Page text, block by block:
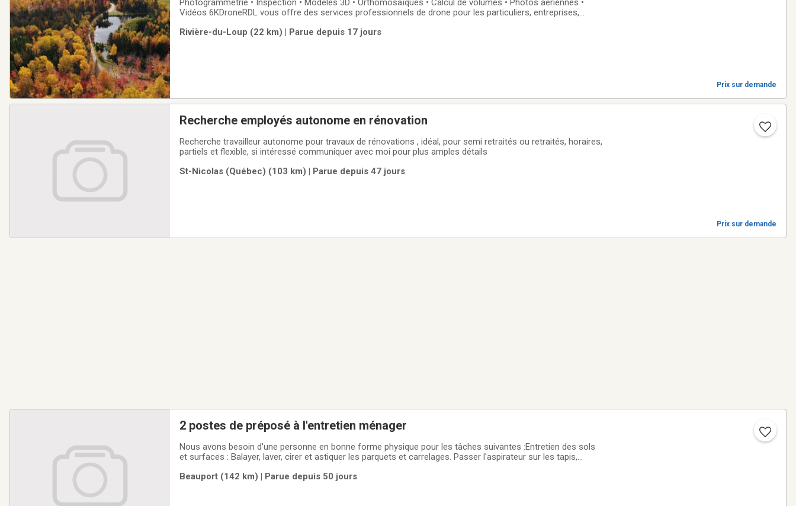
Photogrammétrie • Inspection • Modèles 3D • Orthomosaïques • Calcul de volumes • Photos aériennes •
Vidéos 6KDroneRDL vous offre des services professionnels de drone pour les particuliers, entreprises,
drone✔ Orthomosaïques haute résolution✔ Modèles
Rivière-du-Loup (22 km) | Parue depuis 17 jours
Prix sur demande
Recherche employés autonome en rénovation
Recherche travailleur autonome pour travaux de rénovations , idéal, pour semi retraités ou retraités, horaires,
partiels et flexible, si intéressé communiquer avec moi pour plus amples détails
St-Nicolas (Québec) (103 km) | Parue depuis 47 jours
Prix sur demande
2 postes de préposé à l'entretien ménager
Nous avons besoin d'une personne en bonne forme physique pour les tâches suivantes :Entretien des sols
et surfaces : Balayer, laver, cirer et astiquer les parquets et carrelages. Passer l'aspirateur sur les tapis,
luminaires. Nettoyer les taches
Beauport (142 km) | Parue depuis 50 jours